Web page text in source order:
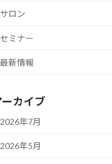
サロン
セミナー
最新情報
ーカイブ
2026年7月
2026年5月